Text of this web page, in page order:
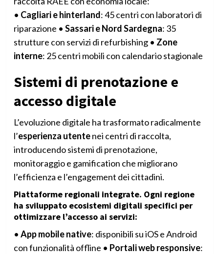
• Cagliari e hinterland: 45 centri con laboratori di
riparazione • Sassari e Nord Sardegna: 35
strutture con servizi di refurbishing • Zone
interne: 25 centri mobili con calendario stagionale
Sistemi di prenotazione e
accesso digitale
L’evoluzione digitale ha trasformato radicalmente
l’esperienza utentenei centri di raccolta,
introducendo sistemi di prenotazione,
monitoraggio e gamification che migliorano
l’efficienza e l’engagement dei cittadini.
Piattaforme regionali integrate. Ogni regione
ha sviluppato ecosistemi digitali specifici per
ottimizzare l’accesso ai servizi:
• App mobile native: disponibili su iOS e Android
con funzionalità offline • Portali web responsive: